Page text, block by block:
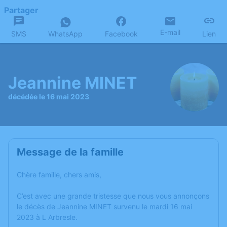
Partager
SMS WhatsApp Facebook E-mail Lien
Jeannine MINET
décédée le 16 mai 2023
Message de la famille
Chère famille, chers amis,
C’est avec une grande tristesse que nous vous annonçons
le décès de Jeannine MINET survenu le mardi 16 mai
2023 à L Arbresle.